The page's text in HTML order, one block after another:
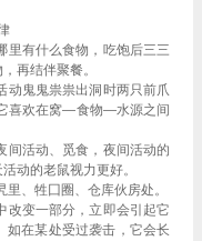
里有什么食物，吃饱后三三
再结伴聚餐。
动鬼鬼祟祟出洞时两只前爪
喜欢在窝—食物—水源之间
间活动、觅食，夜间活动的
动的老鼠视力更好。
、牲囗圈、仓库伙房处。
变一部分，立即会引起它
如在某处受过袭击，它会长